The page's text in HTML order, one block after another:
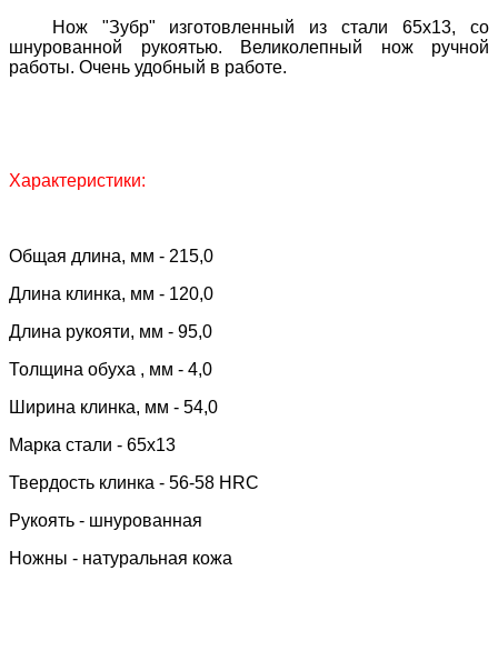
Нож "Зубр" изготовленный из стали 65х13, со
шнурованной рукоятью. Великолепный нож ручной
работы. Очень удобный в работе.
Характеристики:
Общая длина, мм - 215,0
Длина клинка, мм - 120,0
Длина рукояти, мм - 95,0
Толщина обуха , мм - 4,0
Ширина клинка, мм - 54,0
Марка стали - 65х13
Твердость клинка - 56-58 HRC
Рукоять - шнурованная
Ножны - натуральная кожа